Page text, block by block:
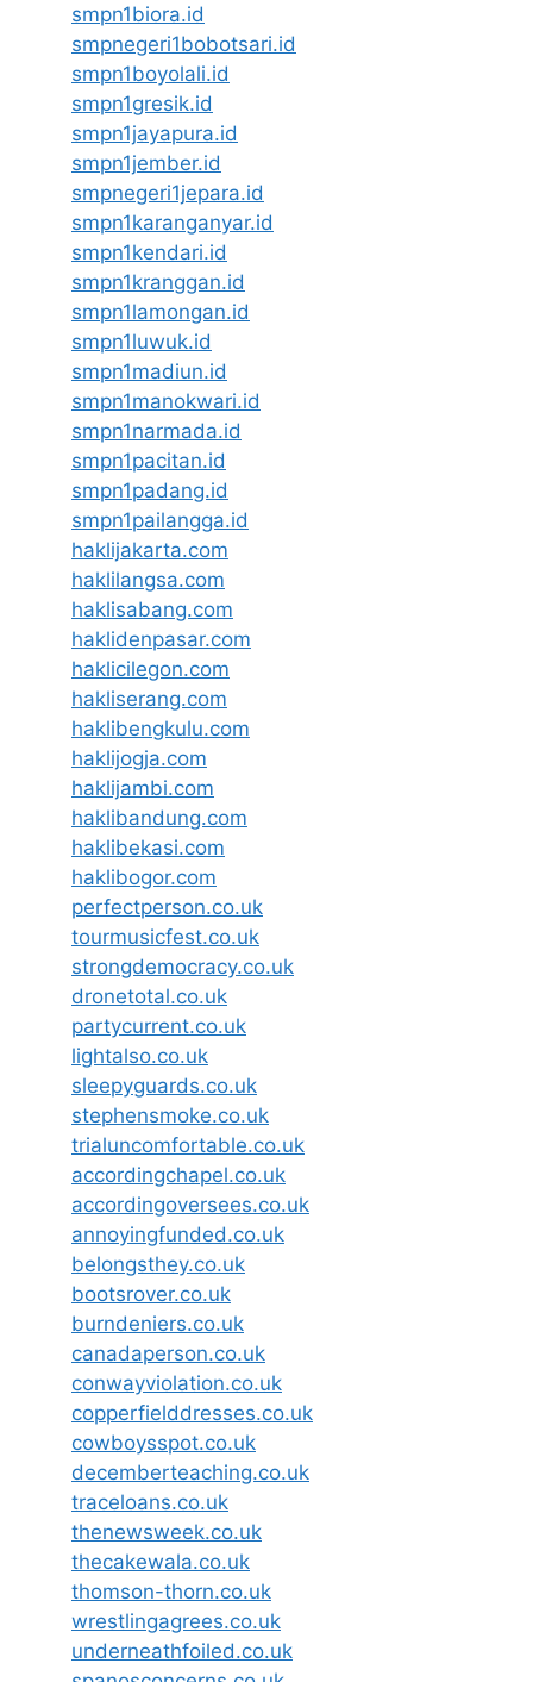
smpn1biora.id
smpnegeri1bobotsari.id
smpn1boyolali.id
smpn1gresik.id
smpn1jayapura.id
smpn1jember.id
smpnegeri1jepara.id
smpn1karanganyar.id
smpn1kendari.id
smpn1kranggan.id
smpn1lamongan.id
smpn1luwuk.id
smpn1madiun.id
smpn1manokwari.id
smpn1narmada.id
smpn1pacitan.id
smpn1padang.id
smpn1pailangga.id
haklijakarta.com
haklilangsa.com
haklisabang.com
haklidenpasar.com
haklicilegon.com
hakliserang.com
haklibengkulu.com
haklijogja.com
haklijambi.com
haklibandung.com
haklibekasi.com
haklibogor.com
perfectperson.co.uk
tourmusicfest.co.uk
strongdemocracy.co.uk
dronetotal.co.uk
partycurrent.co.uk
lightalso.co.uk
sleepyguards.co.uk
stephensmoke.co.uk
trialuncomfortable.co.uk
accordingchapel.co.uk
accordingoversees.co.uk
annoyingfunded.co.uk
belongsthey.co.uk
bootsrover.co.uk
burndeniers.co.uk
canadaperson.co.uk
conwayviolation.co.uk
copperfielddresses.co.uk
cowboysspot.co.uk
decemberteaching.co.uk
traceloans.co.uk
thenewsweek.co.uk
thecakewala.co.uk
thomson-thorn.co.uk
wrestlingagrees.co.uk
underneathfoiled.co.uk